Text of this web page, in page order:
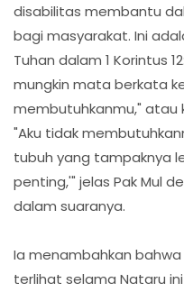
disabilitas membantu
bagi masyarakat. Ini
Tuhan dalam 1 Korintus
mungkin mata berkata
membutuhkanmu," atau
"Aku tidak
tubuh yang tampaknya
penting,'" jelas Pak Mul
dalam suaranya.
Ia menambahkan
terlihat selama Nataru